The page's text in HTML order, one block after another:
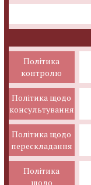
Політика
контролю
Політика щодо
консультування
Політика щодо
перескладання
Політика
щодо